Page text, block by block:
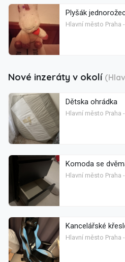
Plyšák
Hlavní město Praha
Nové inzeráty v okolí
Dětska ohrádka
Hlavní město Praha
Komoda se
Hlavní město Praha
Kancelářské
Hlavní město Praha